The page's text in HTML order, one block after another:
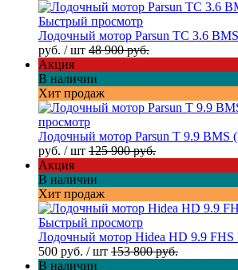
Быстрый просмотр
Лодочный мотор Parsun TC 3.6
руб. / шт 48 900 руб.
Акция
В наличии
Хит продаж
просмотр
Лодочный мотор Parsun T 9.9 BMS
руб. / шт 125 900 руб.
Акция
В наличии
Хит продаж
Быстрый просмотр
Лодочный мотор Hidea HD 9.9
500 руб. / шт 153 800 руб.
В наличии